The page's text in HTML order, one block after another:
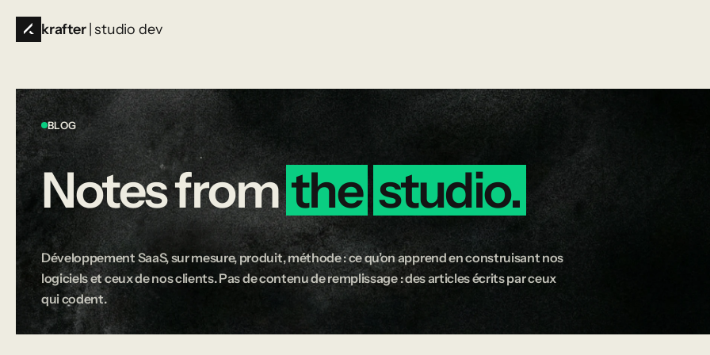
krafter | studio dev
BLOG
Notesfrom the studio.
Développement SaaS, sur mesure, produit, méthode : ce qu’on apprend en construisant nos
logiciels et ceux de nos clients. Pas de contenu de remplissage : des articles écrits par ceux
qui codent.